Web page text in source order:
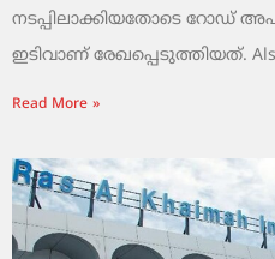
നടപ്പിലാക്കിയതോടെ റോഡ്
ഇടിവാണ് രേഖപ്പെടുത്തിയത്.
Read More »